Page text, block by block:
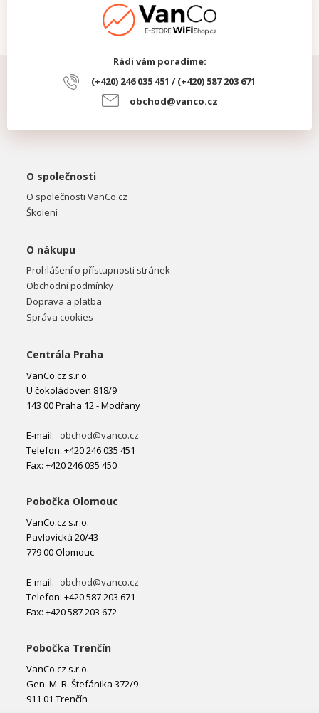
Rádi vám poradíme:
(+420) 246 035 451 / (+420) 587 203 671
obchod@vanco.cz
O společnosti
O společnosti VanCo.cz
Školení
O nákupu
Prohlášení o přístupnosti stránek
Obchodní podmínky
Doprava a platba
Správa cookies
Centrála Praha
VanCo.cz s.r.o.
U čokoládoven 818/9
143 00 Praha 12 - Modřany
E-mail: obchod@vanco.cz
Telefon: +420 246 035 451
Fax: +420 246 035 450
Pobočka Olomouc
VanCo.cz s.r.o.
Pavlovická 20/43
779 00 Olomouc
E-mail: obchod@vanco.cz
Telefon: +420 587 203 671
Fax: +420 587 203 672
Pobočka Trenčín
VanCo.cz s.r.o.
Gen. M. R. Štefánika 372/9
911 01 Trenčín